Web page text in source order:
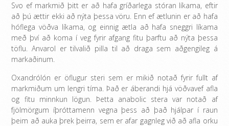
Svo ef markmið þitt er að hafa gríðarlega stóran líkama, eftir
að þú ættir ekki að nýta þessa vöru. Enn ef ætlunin er að hafa
hóflega vöðva líkama, og einnig ætla að hafa sneggri líkama
með því að koma í veg fyrir afgang fitu þarftu að nýta þessa
töflu. Anvarol er tilvalið pilla til að draga sem aðgengileg á
markaðinum.
Oxandrólón er öflugur steri sem er mikið notað fyrir fullt af
markmiðum um lengri tíma. Það er áberandi hjá vöðvavef afla
og fitu minnkun lögun. Þetta anabolic stera var notað af
fjölmörgum íþróttamenn vegna þess að það hjálpar í raun
þeim að auka þrek þeirra, sem er afar gagnleg við að afla orku